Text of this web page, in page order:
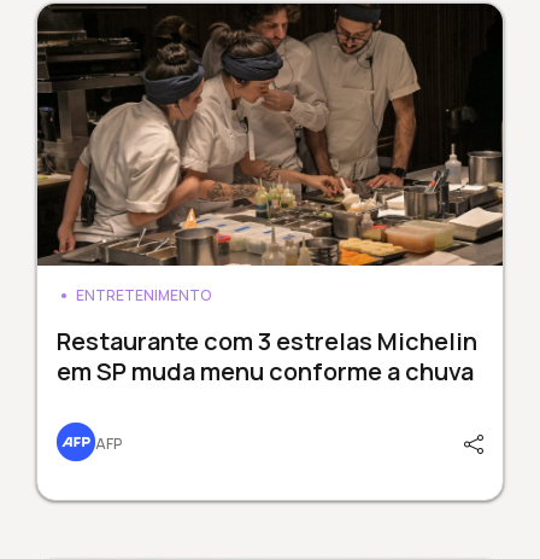
ENTRETENIMENTO
Restaurante com 3 estrelas Michelin
em SP muda menu conforme a chuva
AFP